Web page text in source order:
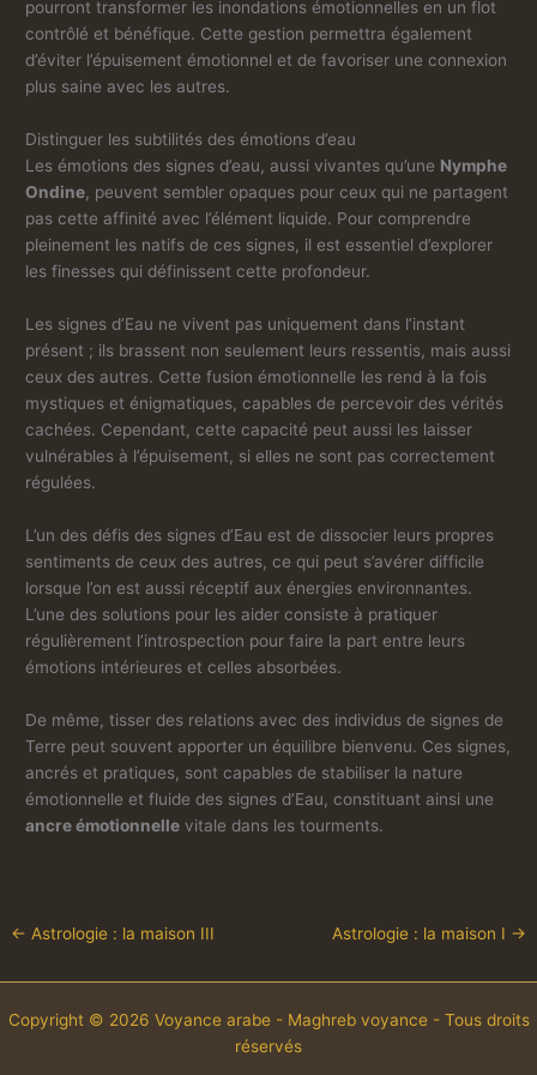
pourront transformer les inondations émotionnelles en un flot
contrôlé et bénéfique. Cette gestion permettra également
d’éviter l’épuisement émotionnel et de favoriser une connexion
plus saine avec les autres.
Distinguer les subtilités des émotions d’eau
Les émotions des signes d’eau, aussi vivantes qu’une Nymphe
Ondine, peuvent sembler opaques pour ceux qui ne partagent
pas cette affinité avec l’élément liquide. Pour comprendre
pleinement les natifs de ces signes, il est essentiel d’explorer
les finesses qui définissent cette profondeur.
Les signes d’Eau ne vivent pas uniquement dans l’instant
présent ; ils brassent non seulement leurs ressentis, mais aussi
ceux des autres. Cette fusion émotionnelle les rend à la fois
mystiques et énigmatiques, capables de percevoir des vérités
cachées. Cependant, cette capacité peut aussi les laisser
vulnérables à l’épuisement, si elles ne sont pas correctement
régulées.
L’un des défis des signes d’Eau est de dissocier leurs propres
sentiments de ceux des autres, ce qui peut s’avérer difficile
lorsque l’on est aussi réceptif aux énergies environnantes.
L’une des solutions pour les aider consiste à pratiquer
régulièrement l’introspection pour faire la part entre leurs
émotions intérieures et celles absorbées.
De même, tisser des relations avec des individus de signes de
Terre peut souvent apporter un équilibre bienvenu. Ces signes,
ancrés et pratiques, sont capables de stabiliser la nature
émotionnelle et fluide des signes d’Eau, constituant ainsi une
ancre émotionnelle vitale dans les tourments.
← Astrologie : la maison III Astrologie : la maison I →
Copyright © 2026 Voyance arabe - Maghreb voyance - Tous droits
réservés